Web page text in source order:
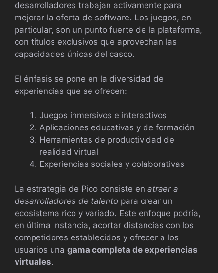
desarrolladores trabajan activamente para
mejorar la oferta de software. Los juegos, en
particular, son un punto fuerte de la plataforma,
con títulos exclusivos que aprovechan las
capacidades únicas del casco.
El énfasis se pone en la diversidad de
experiencias que se ofrecen:
Juegos inmersivos e interactivos
Aplicaciones educativas y de formación
Herramientas de productividad de
realidad virtual
Experiencias sociales y colaborativas
La estrategia de Pico consiste en atraer a
desarrolladores de talento para crear un
ecosistema rico y variado. Este enfoque podría,
en última instancia, acortar distancias con los
competidores establecidos y ofrecer a los
usuarios una gama completa de experiencias
virtuales.